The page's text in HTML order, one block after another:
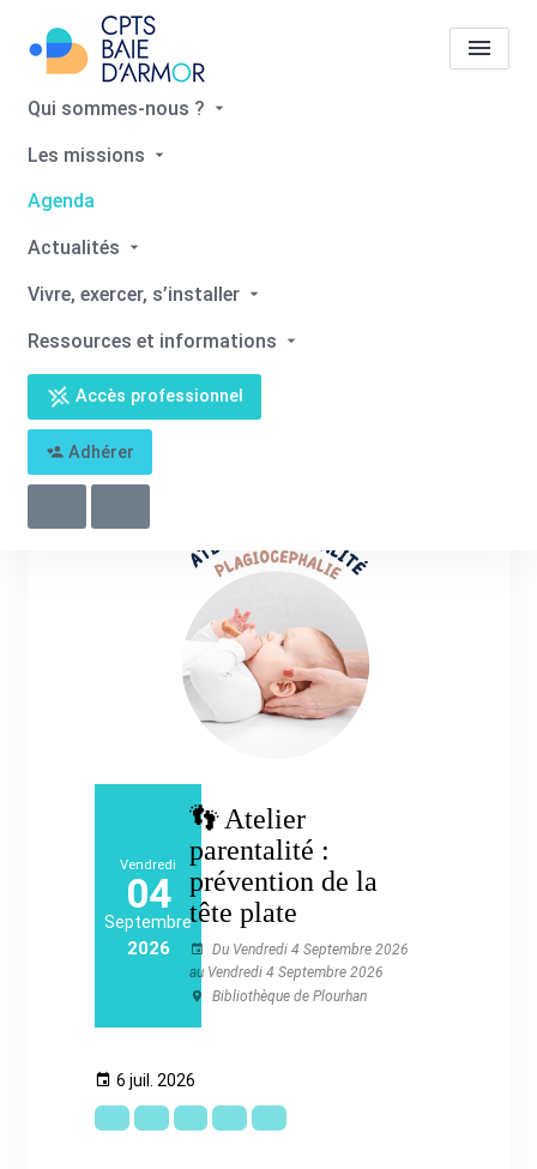
Qui sommes-nous ?
Les missions
Agenda
Actualités
Vivre, exercer, s’installer
Ressources et informations
Accès professionnel
Adhérer
Agenda
prévention de la tête plate
👣 Atelier parentalité : prévention de la tête plate
Vendredi
04
Septembre
2026
👣 Atelier
parentalité :
prévention de la
tête plate
Du Vendredi 4 Septembre 2026
au Vendredi 4 Septembre 2026
Bibliothèque de Plourhan
6 juil. 2026